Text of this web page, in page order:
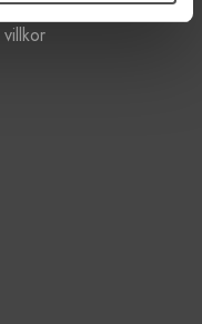
villkor